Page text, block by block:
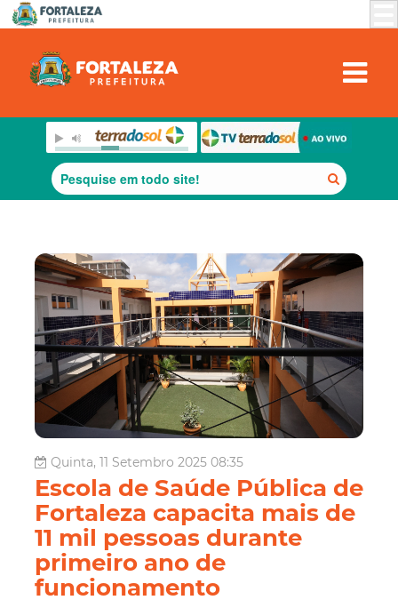
Quinta, 11 Setembro 2025 08:35
Escola de Saúde Pública de
Fortaleza capacita mais de
11 mil pessoas durante
primeiro ano de
funcionamento